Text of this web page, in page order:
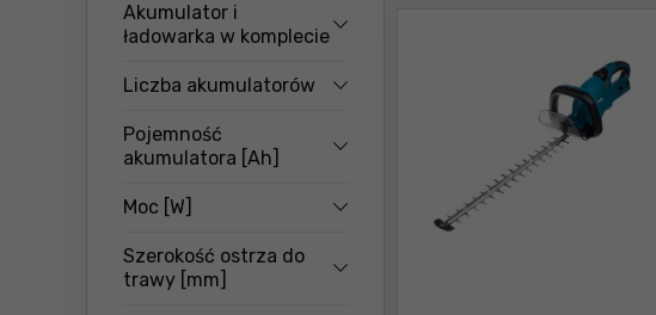
Akumulator i
ładowarka w komplecie
Liczba akumulatorów
Pojemność
akumulatora [Ah]
Moc [W]
Szerokość ostrza do
trawy [mm]